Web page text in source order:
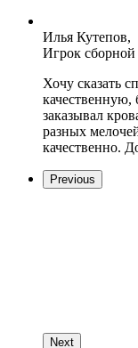
Илья Кутепов,
Игрок
Хочу сказать
заказывал
разных
качественно.
Previous
Next